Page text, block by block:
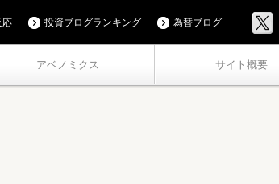
アベノミクス サイト概要
応 投資ブログランキング 為替ブログ